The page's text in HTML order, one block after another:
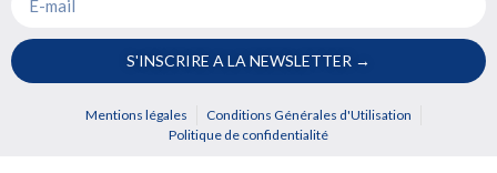
S'INSCRIRE A LA NEWSLETTER →
Mentions légales
Conditions Générales d'Utilisation
Politique de confidentialité